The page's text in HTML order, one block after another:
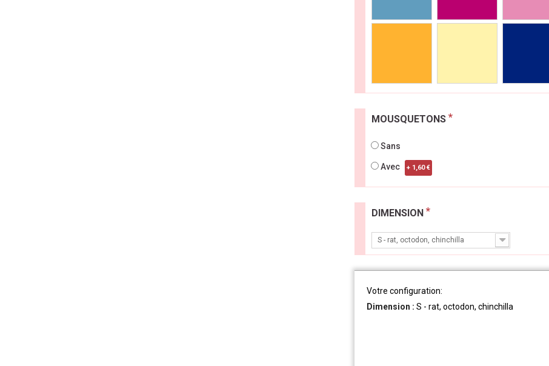
MOUSQUETONS *
Sans
Avec + 1,60 €
DIMENSION *
S - rat, octodon, chinchilla
Votre configuration:
Dimension : S - rat, octodon, chinchilla